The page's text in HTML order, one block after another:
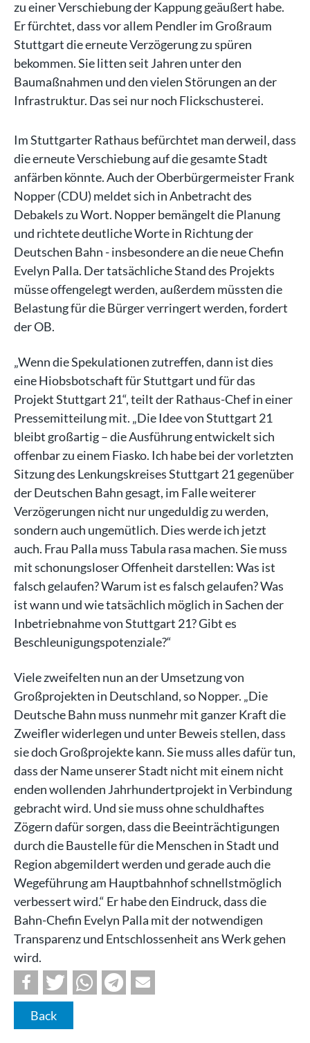
zu einer Verschiebung der Kappung geäußert habe.
Er fürchtet, dass vor allem Pendler im Großraum
Stuttgart die erneute Verzögerung zu spüren
bekommen. Sie litten seit Jahren unter den
Baumaßnahmen und den vielen Störungen an der
Infrastruktur. Das sei nur noch Flickschusterei.
Im Stuttgarter Rathaus befürchtet man derweil, dass
die erneute Verschiebung auf die gesamte Stadt
anfärben könnte. Auch der Oberbürgermeister Frank
Nopper (CDU) meldet sich in Anbetracht des
Debakels zu Wort. Nopper bemängelt die Planung
und richtete deutliche Worte in Richtung der
Deutschen Bahn - insbesondere an die neue Chefin
Evelyn Palla. Der tatsächliche Stand des Projekts
müsse offengelegt werden, außerdem müssten die
Belastung für die Bürger verringert werden, fordert
der OB.
„Wenn die Spekulationen zutreffen, dann ist dies
eine Hiobsbotschaft für Stuttgart und für das
Projekt Stuttgart 21“, teilt der Rathaus-Chef in einer
Pressemitteilung mit. „Die Idee von Stuttgart 21
bleibt großartig – die Ausführung entwickelt sich
offenbar zu einem Fiasko. Ich habe bei der vorletzten
Sitzung des Lenkungskreises Stuttgart 21 gegenüber
der Deutschen Bahn gesagt, im Falle weiterer
Verzögerungen nicht nur ungeduldig zu werden,
sondern auch ungemütlich. Dies werde ich jetzt
auch. Frau Palla muss Tabula rasa machen. Sie muss
mit schonungsloser Offenheit darstellen: Was ist
falsch gelaufen? Warum ist es falsch gelaufen? Was
ist wann und wie tatsächlich möglich in Sachen der
Inbetriebnahme von Stuttgart 21? Gibt es
Beschleunigungspotenziale?“
Viele zweifelten nun an der Umsetzung von
Großprojekten in Deutschland, so Nopper. „Die
Deutsche Bahn muss nunmehr mit ganzer Kraft die
Zweifler widerlegen und unter Beweis stellen, dass
sie doch Großprojekte kann. Sie muss alles dafür tun,
dass der Name unserer Stadt nicht mit einem nicht
enden wollenden Jahrhundertprojekt in Verbindung
gebracht wird. Und sie muss ohne schuldhaftes
Zögern dafür sorgen, dass die Beeinträchtigungen
durch die Baustelle für die Menschen in Stadt und
Region abgemildert werden und gerade auch die
Wegeführung am Hauptbahnhof schnellstmöglich
verbessert wird.“ Er habe den Eindruck, dass die
Bahn-Chefin Evelyn Palla mit der notwendigen
Transparenz und Entschlossenheit ans Werk gehen
wird.
Back